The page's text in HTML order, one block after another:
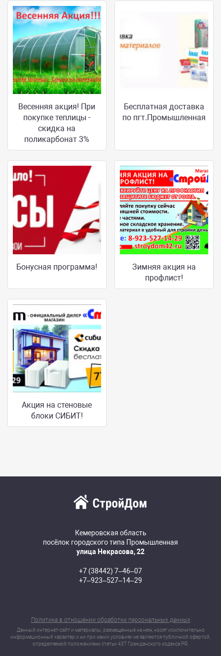
Весенняя акция! При
покупке теплицы -
скидка на
поликарбонат 3%
Бесплатная доставка
по пгт.Промышленная
Бонусная программа!
Зимняя акция на
профлист!
Акция на стеновые
блоки СИБИТ!
Кемеровская область
посёлок городского типа Промышленная
улица Некрасова, 22
+7 (38442) 7‒46‒07
+7‒923‒527‒14‒29
Политика в отношении обработки персональных данных
Данный интернет-сайт и материалы, размещенные на нем, носят исключительно
информационный характер и ни при каких условиях не являются публичной офертой,
определяемой положениями статьи 437 Гражданского кодекса РФ.